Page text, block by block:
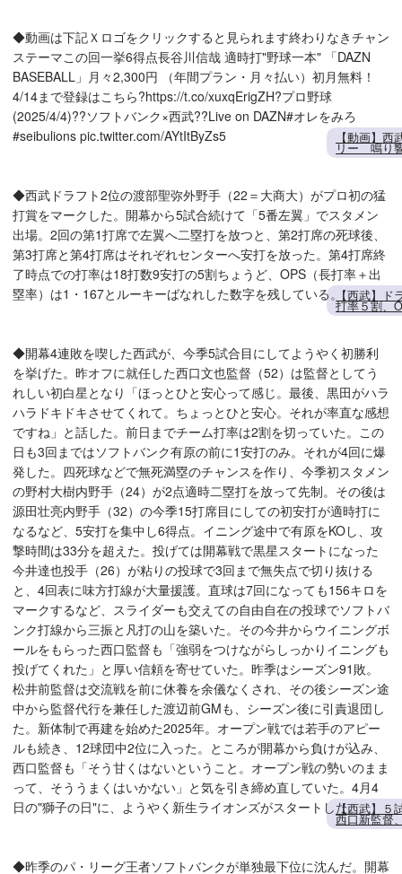
◆動画は下記Ｘロゴをクリックすると見られます終わりなきチャン
ステーマこの回一挙6得点長谷川信哉 適時打"野球一本" 「DAZN
BASEBALL」月々2,300円 （年間プラン・月々払い）初月無料！
4/14まで登録はこちら?https://t.co/xuxqErigZH?プロ野球
(2025/4/4)??ソフトバンク×西武??Live on DAZN#オレをみろ
#seibulions pic.twitter.com/AYtItByZs5
【動画】
リー 鳴り
◆西武ドラフト2位の渡部聖弥外野手（22＝大商大）がプロ初の猛
打賞をマークした。開幕から5試合続けて「5番左翼」でスタメン
出場。2回の第1打席で左翼へ二塁打を放つと、第2打席の死球後、
第3打席と第4打席はそれぞれセンターへ安打を放った。第4打席終
了時点での打率は18打数9安打の5割ちょうど、OPS（長打率＋出
塁率）は1・167とルーキーばなれした数字を残している。 【西武】
打率５割、
◆開幕4連敗を喫した西武が、今季5試合目にしてようやく初勝利
を挙げた。昨オフに就任した西口文也監督（52）は監督としてう
れしい初白星となり「ほっとひと安心って感じ。最後、黒田がハラ
ハラドキドキさせてくれて。ちょっとひと安心。それが率直な感想
ですね」と話した。前日までチーム打率は2割を切っていた。この
日も3回まではソフトバンク有原の前に1安打のみ。それが4回に爆
発した。四死球などで無死満塁のチャンスを作り、今季初スタメン
の野村大樹内野手（24）が2点適時二塁打を放って先制。その後は
源田壮亮内野手（32）の今季15打席目にしての初安打が適時打に
なるなど、5安打を集中し6得点。イニング途中で有原をKOし、攻
撃時間は33分を超えた。投げては開幕戦で黒星スタートになった
今井達也投手（26）が粘りの投球で3回まで無失点で切り抜ける
と、4回表に味方打線が大量援護。直球は7回になっても156キロを
マークするなど、スライダーも交えての自由自在の投球でソフトバ
ンク打線から三振と凡打の山を築いた。その今井からウイニングボ
ールをもらった西口監督も「強弱をつけながらしっかりイニングも
投げてくれた」と厚い信頼を寄せていた。昨季はシーズン91敗。
松井前監督は交流戦を前に休養を余儀なくされ、その後シーズン途
中から監督代行を兼任した渡辺前GMも、シーズン後に引責退団し
た。新体制で再建を始めた2025年。オープン戦では若手のアピー
ルも続き、12球団中2位に入った。ところが開幕から負けが込み、
西口監督も「そう甘くはないということ。オープン戦の勢いのまま
って、そううまくはいかない」と気を引き締め直していた。4月4
日の"獅子の日"に、ようやく新生ライオンズがスタートした。【西武】５
西口新監督
◆昨季のパ・リーグ王者ソフトバンクが単独最下位に沈んだ。開幕